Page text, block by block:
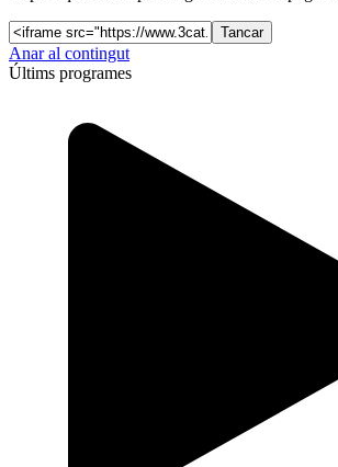
Tancar
Anar al contingut
Últims programes